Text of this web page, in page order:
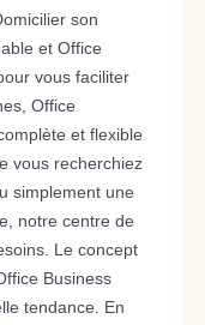
son
et Office
vous faciliter
Office
et flexible
vous recherchiez
simplement une
notre centre de
Le concept
Business
tendance. En